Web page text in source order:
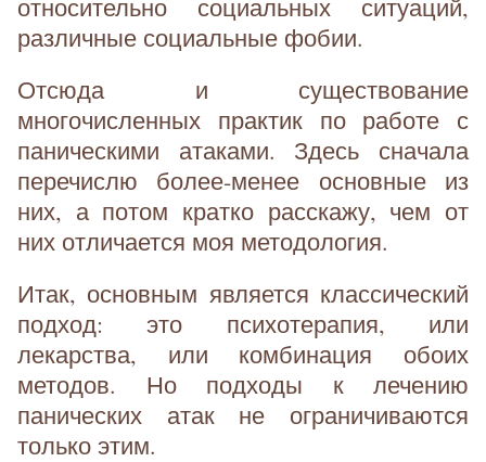
относительно социальных ситуаций,
различные социальные фобии.
Отсюда и существование
многочисленных практик по работе с
паническими атаками. Здесь сначала
перечислю более-менее основные из
них, а потом кратко расскажу, чем от
них отличается моя методология.
Итак, основным является классический
подход: это психотерапия, или
лекарства, или комбинация обоих
методов. Но подходы к лечению
панических атак не ограничиваются
только этим.